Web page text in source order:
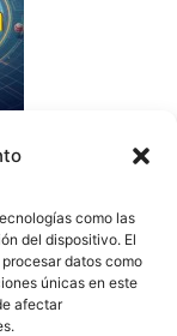
como las
del dispositivo. El
datos como
únicas en este
afectar